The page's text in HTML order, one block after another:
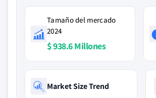
Tamaño del mercado
2024
$ 938.6 Millones
Market Size Trend